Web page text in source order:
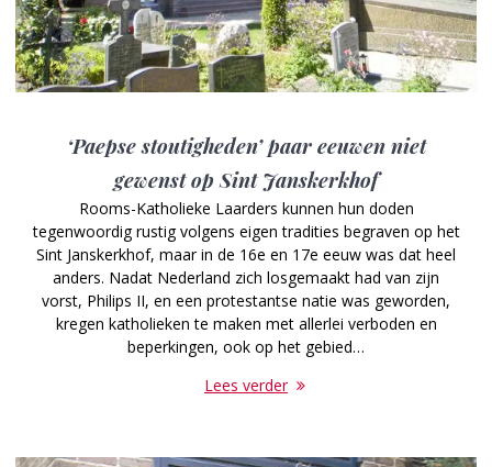
‘Paepse stoutigheden’ paar eeuwen niet
gewenst op Sint Janskerkhof
Rooms-Katholieke Laarders kunnen hun doden
tegenwoordig rustig volgens eigen tradities begraven op het
Sint Janskerkhof, maar in de 16e en 17e eeuw was dat heel
anders. Nadat Nederland zich losgemaakt had van zijn
vorst, Philips II, en een protestantse natie was geworden,
kregen katholieken te maken met allerlei verboden en
beperkingen, ook op het gebied…
Lees verder